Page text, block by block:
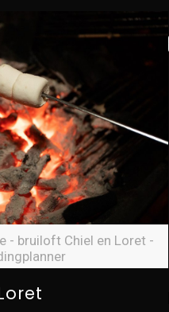
- bruiloft Chiel en Loret -